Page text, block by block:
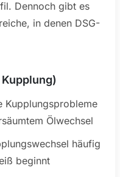
Dennoch gibt es
in denen DSG-
Kupplungsprobleme
Ölwechsel
häufig
beginnt